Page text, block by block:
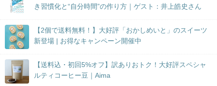
き習慣化と“自分時間”の作り方｜ゲスト：井上皓史さん
【2個で送料無料！】大好評「おかしめいと」のスイーツ
新登場 | お得なキャンペーン開催中
【送料込・初回5%オフ】訳ありおトク！大好評スペシャ
ルティコーヒー豆｜Aima